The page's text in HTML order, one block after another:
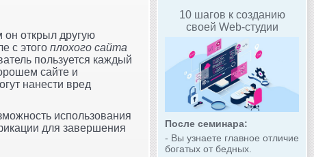
10 шагов к созданию
своей Web-студии
После семинара:
- Вы узнаете главное отличие
богатых от бедных.
он открыл другую
с этого плохого сайта
пользуется каждый
сайте и
нанести вред
использования
для завершения